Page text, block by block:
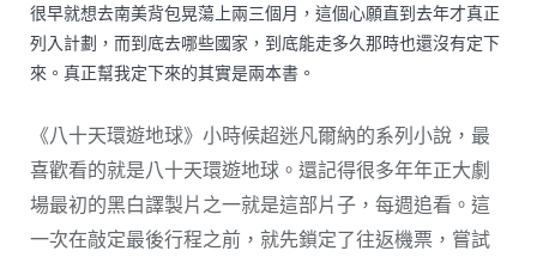
很早就想去南美背包晃蕩上兩三個月，這個心願直到去年才真正
列入計劃，而到底去哪些國家，到底能走多久那時也還沒有定下
來。真正幫我定下來的其實是兩本書。
《八十天環遊地球》小時候超迷凡爾納的系列小說，最
喜歡看的就是八十天環遊地球。還記得很多年年正大劇
場最初的黑白譯製片之一就是這部片子，每週追看。這
一次在敲定最後行程之前，就先鎖定了往返機票，嘗試